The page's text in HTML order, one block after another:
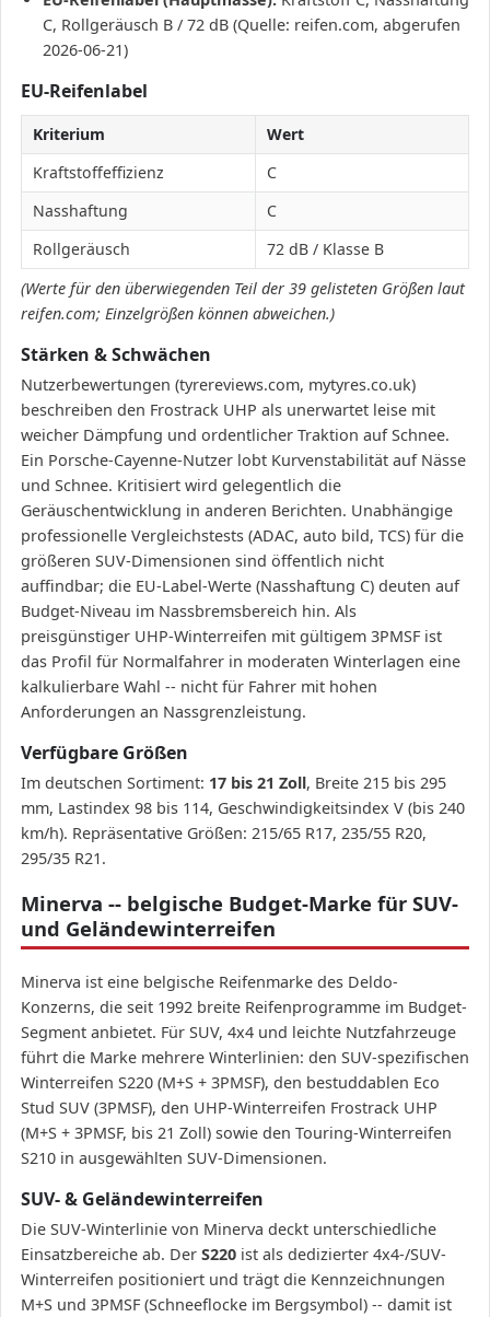
C, Rollgeräusch B / 72 dB (Quelle: reifen.com, abgerufen
2026-06-21)
EU-Reifenlabel
Kriterium
Wert
Kraftstoffeffizienz
C
Nasshaftung
C
Rollgeräusch
72 dB / Klasse B
(Werte für den überwiegenden Teil der 39 gelisteten Größen laut
reifen.com; Einzelgrößen können abweichen.)
Stärken & Schwächen
Nutzerbewertungen (tyrereviews.com, mytyres.co.uk)
beschreiben den Frostrack UHP als unerwartet leise mit
weicher Dämpfung und ordentlicher Traktion auf Schnee.
Ein Porsche-Cayenne-Nutzer lobt Kurvenstabilität auf Nässe
und Schnee. Kritisiert wird gelegentlich die
Geräuschentwicklung in anderen Berichten. Unabhängige
professionelle Vergleichstests (ADAC, auto bild, TCS) für die
größeren SUV-Dimensionen sind öffentlich nicht
auffindbar; die EU-Label-Werte (Nasshaftung C) deuten auf
Budget-Niveau im Nassbremsbereich hin. Als
preisgünstiger UHP-Winterreifen mit gültigem 3PMSF ist
das Profil für Normalfahrer in moderaten Winterlagen eine
kalkulierbare Wahl -- nicht für Fahrer mit hohen
Anforderungen an Nassgrenzleistung.
Verfügbare Größen
Im deutschen Sortiment: 17 bis 21 Zoll, Breite 215 bis 295
mm, Lastindex 98 bis 114, Geschwindigkeitsindex V (bis 240
km/h). Repräsentative Größen: 215/65 R17, 235/55 R20,
295/35 R21.
Minerva -- belgische Budget-Marke für SUV-
und Geländewinterreifen
Minerva ist eine belgische Reifenmarke des Deldo-
Konzerns, die seit 1992 breite Reifenprogramme im Budget-
Segment anbietet. Für SUV, 4x4 und leichte Nutzfahrzeuge
führt die Marke mehrere Winterlinien: den SUV-spezifischen
Winterreifen S220 (M+S + 3PMSF), den bestuddablen Eco
Stud SUV (3PMSF), den UHP-Winterreifen Frostrack UHP
(M+S + 3PMSF, bis 21 Zoll) sowie den Touring-Winterreifen
S210 in ausgewählten SUV-Dimensionen.
SUV- & Geländewinterreifen
Die SUV-Winterlinie von Minerva deckt unterschiedliche
Einsatzbereiche ab. Der S220 ist als dedizierter 4x4-/SUV-
Winterreifen positioniert und trägt die Kennzeichnungen
M+S und 3PMSF (Schneeflocke im Bergsymbol) -- damit ist